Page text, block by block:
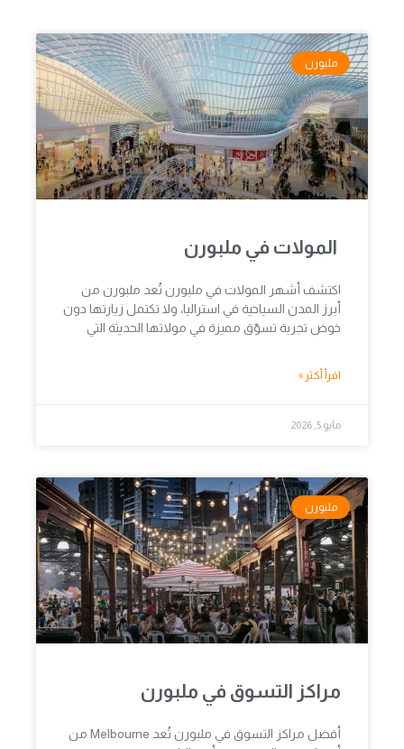
ملبورن
المولات في ملبورن
اكتشف أشهر المولات في ملبورن تُعد ملبورن من
أبرز المدن السياحية في استراليا، ولا تكتمل زيارتها دون
خوض تجربة تسوّق مميزة في مولاتها الحديثة التي
اقرأ أكثر »
مايو 5, 2026
ملبورن
مراكز التسوق في ملبورن
أفضل مراكز التسوق في ملبورن تُعد Melbourne من